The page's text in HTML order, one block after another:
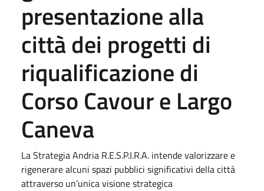
presentazione alla
città dei progetti di
riqualificazione di
Corso Cavour e Largo
Caneva
La Strategia Andria R.E.S.P.I.R.A. intende valorizzare e
rigenerare alcuni spazi pubblici significativi della città
attraverso un’unica visione strategica